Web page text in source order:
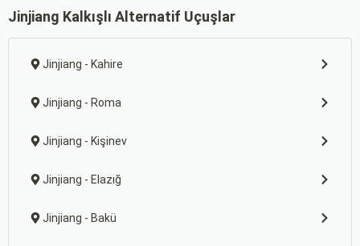
Jinjiang Kalkışlı Alternatif Uçuşlar
Jinjiang - Kahire
Jinjiang - Roma
Jinjiang - Kişinev
Jinjiang - Elazığ
Jinjiang - Bakü